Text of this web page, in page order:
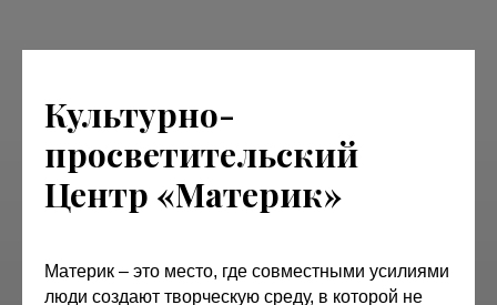
Культурно-
просветительский
Центр «Материк»
Материк – это место, где совместными усилиями
люди создают творческую среду, в которой не